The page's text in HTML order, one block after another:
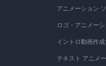
アニメーション
ロゴ・アニメー
イントロ動画作
テキスト アニメ